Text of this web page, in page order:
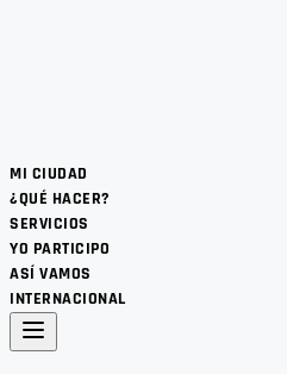
MI CIUDAD
¿QUÉ HACER?
SERVICIOS
YO PARTICIPO
ASÍ VAMOS
INTERNACIONAL